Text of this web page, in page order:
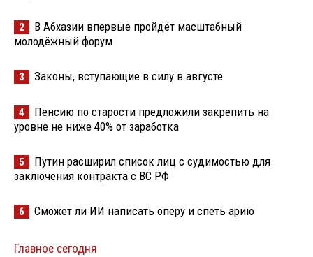
2
В Абхазии впервые пройдёт масштабный
молодёжный форум
3 Законы, вступающие в силу в августе
4
Пенсию по старости предложили закрепить на
уровне не ниже 40% от заработка
5
Путин расширил список лиц с судимостью для
заключения контракта с ВС РФ
6 Сможет ли ИИ написать оперу и спеть арию
Главное сегодня